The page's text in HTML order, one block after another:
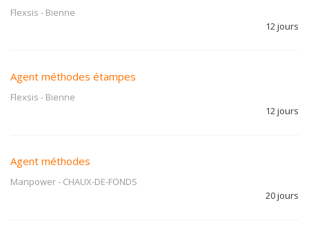
Flexsis - Bienne
12 jours
Agent méthodes étampes
Flexsis - Bienne
12 jours
Agent méthodes
Manpower- CHAUX-DE-FONDS
20 jours